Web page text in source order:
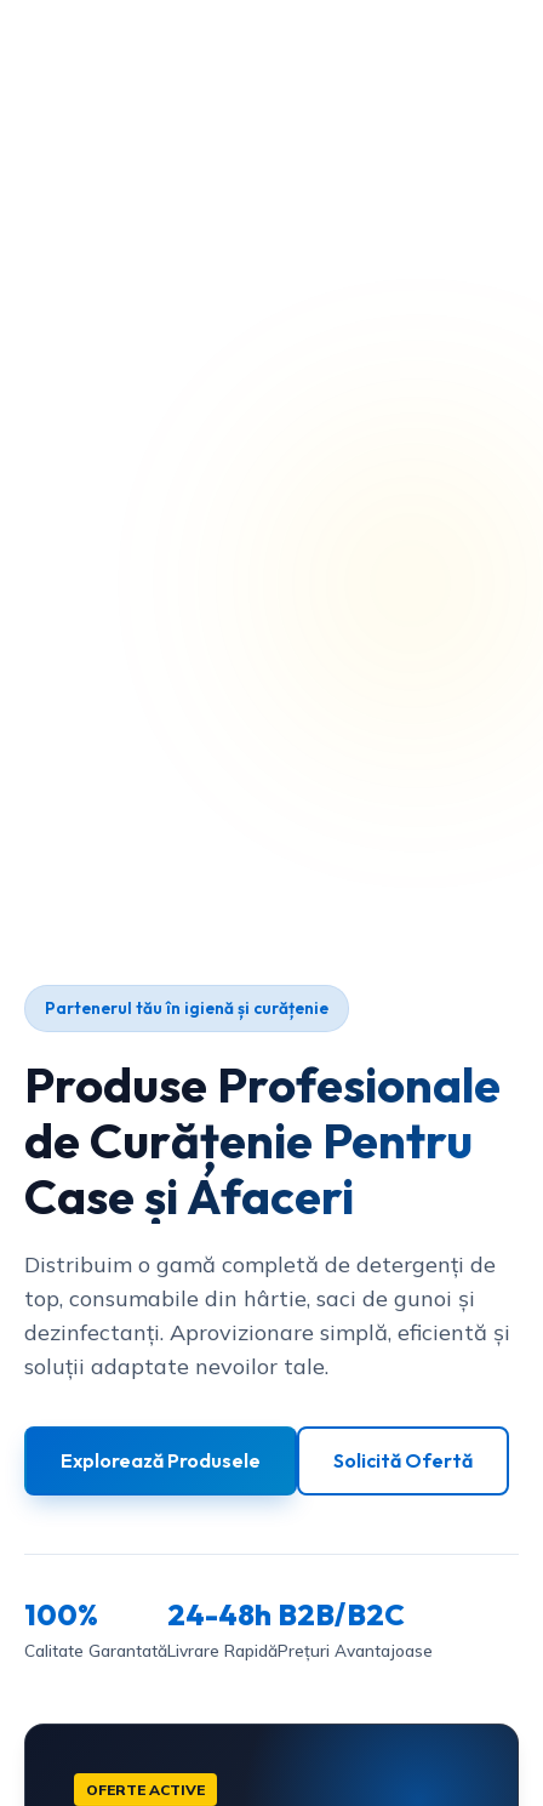
Partenerul tău în igienă și curățenie
Produse Profesionale
de Curățenie Pentru
Case și Afaceri
Distribuim o gamă completă de detergenți de
top, consumabile din hârtie, saci de gunoi și
dezinfectanți. Aprovizionare simplă, eficientă și
soluții adaptate nevoilor tale.
Explorează Produsele Solicită Ofertă
100%
Calitate Garantată
24-48h
Livrare Rapidă
B2B/B2C
Prețuri Avantajoase
OFERTE ACTIVE